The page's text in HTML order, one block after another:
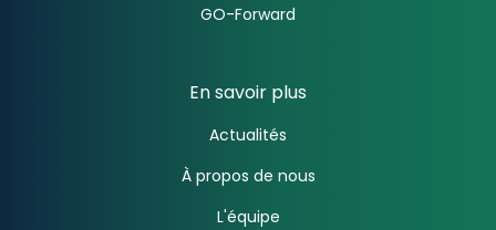
GO-Forward
En savoir plus
Actualités
À propos de nous
L'équipe